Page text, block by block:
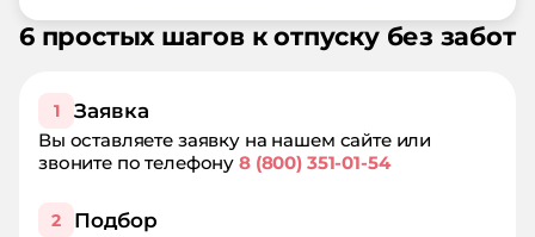
6 простых шагов к отпуску без забот
1 Заявка
Вы оставляете заявку на нашем сайте или
звоните по телефону8 (800) 351-01-54
2 Подбор